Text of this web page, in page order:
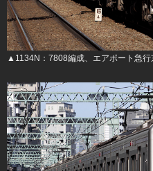
▲1134N：7808編成、エアポート急行